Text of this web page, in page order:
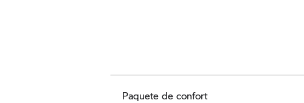
Paquete de confort